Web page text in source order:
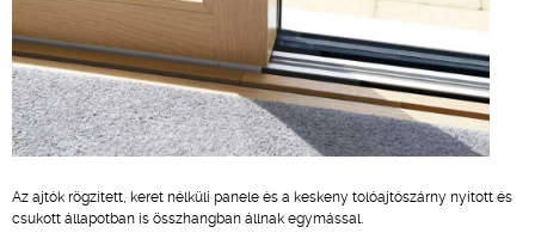
Az ajtók rögzített, keret nélküli panele és a keskeny tolóajtószárny nyitott és
csukott állapotban is összhangban állnak egymással.